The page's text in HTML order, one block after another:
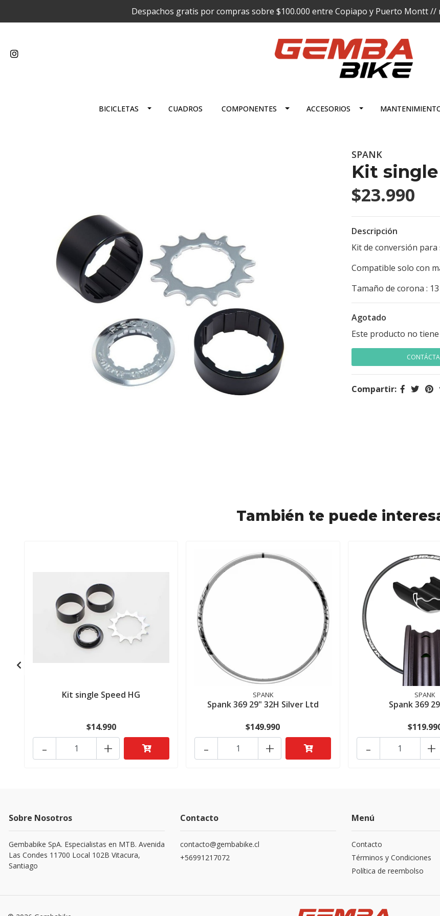
Despachos gratis por compras sobre $100.000 entre Copiapo y Puerto Montt //
BICICLETAS CUADROS COMPONENTES ACCESORIOS
SPANK
Kit
$23.990
Descripción
Kit de conversión
Compatible solo con
Tamaño de corona :
Agotado
Este producto no
Compartir:
También te puede
Kit single Speed HG
$14.990
+
-
SPANK
Spank 369 29" 32H Silver Ltd
$149.990
+
-
SPANK
Spank 369
+
-
Sobre Nosotros
Gembabike SpA. Especialistas en MTB. Avenida
Las Condes 11700 Local 102B Vitacura,
Santiago
Contacto
contacto@gembabike.cl
+56991217072
Menú
Contacto
Términos y Condiciones
Política de reembolso